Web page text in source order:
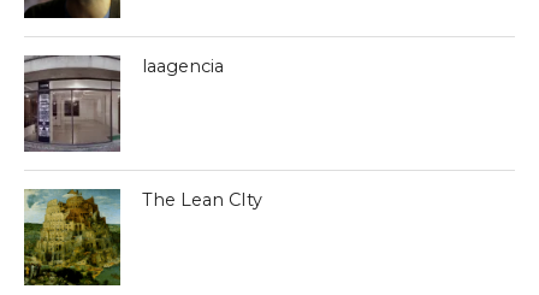
laagencia
The Lean CIty